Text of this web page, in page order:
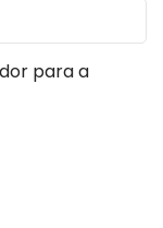
para a